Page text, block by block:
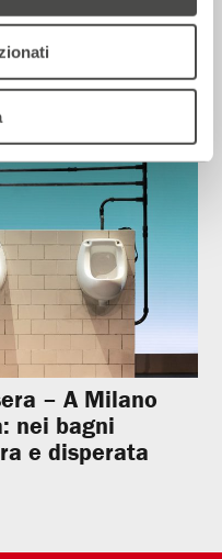
– A Milano
nei bagni
e disperata